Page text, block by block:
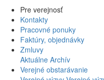
Pre verejnosť
Kontakty
Pracovné ponuky
Faktúry, objednávky
Zmluvy
Aktuálne Archív
Verejné obstarávanie